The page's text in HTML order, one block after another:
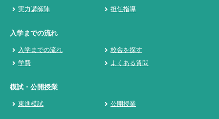
実力講師陣
担任指導
入学までの流れ
入学までの流れ
校舎を探す
学費
よくある質問
模試・公開授業
東進模試 公開授業